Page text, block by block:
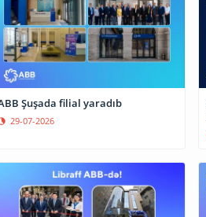
Şuşada filial yaradıb
29-07-2026